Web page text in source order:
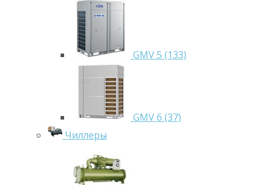
GMV 5 (133)
GMV 6 (37)
Чиллеры